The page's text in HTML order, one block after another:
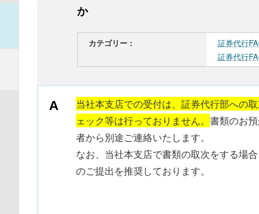
か
カテゴリー : 証券代行
証券代行
当社本支店での受付は、証券代行部への
ェック等は行っておりません。 書類のお
者から別途ご連絡いたします。
なお、当社本支店で書類の取次をする場
のご提出を推奨しております。